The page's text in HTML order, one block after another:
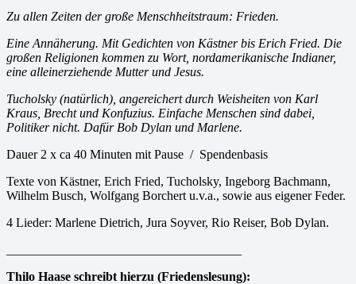
Zu allen Zeiten der große Menschheitstraum: Frieden.
Eine Annäherung. Mit Gedichten von Kästner bis Erich Fried. Die
großen Religionen kommen zu Wort, nordamerikanische Indianer,
eine alleinerziehende Mutter und Jesus.
Tucholsky (natürlich), angereichert durch Weisheiten von Karl
Kraus, Brecht und Konfuzius. Einfache Menschen sind dabei,
Politiker nicht. Dafür Bob Dylan und Marlene.
Dauer 2 x ca 40 Minuten mit Pause / Spendenbasis
Texte von Kästner, Erich Fried, Tucholsky, Ingeborg Bachmann,
Wilhelm Busch, Wolfgang Borchert u.v.a., sowie aus eigener Feder.
4 Lieder: Marlene Dietrich, Jura Soyver, Rio Reiser, Bob Dylan.
Thilo Haase schreibt hierzu (Friedenslesung):